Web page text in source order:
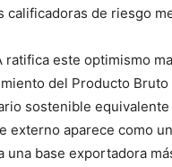
calificadoras de riesgo
ratifica este optimismo
del Producto
sostenible equivalente
externo aparece como
una base exportadora